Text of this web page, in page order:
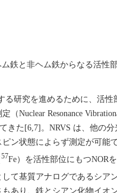
鉄と非ヘム鉄からなる活性
研究を進めるために、活
Nuclear Resonance
きた[6,7]。NRVS は、他の
ン状態によらず測定が可能
57Fe）を活性部位にもつNOR
て基質アナログであるシア
あり、鉄とシアン化物イオ